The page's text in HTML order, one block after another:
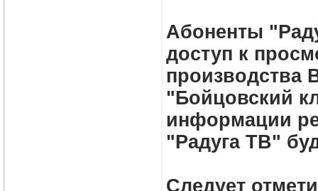
Абоненты
доступ к
производства
"Бойцовский
информации
"Радуга ТВ"
Следует